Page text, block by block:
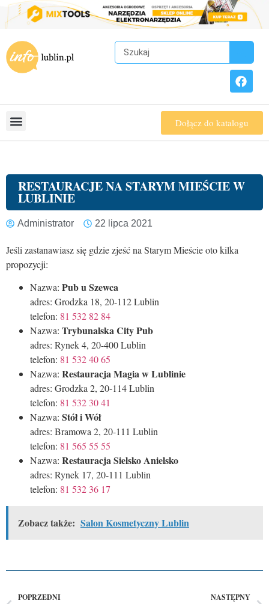
Dołącz do katalogu
RESTAURACJE NA STARYM MIEŚCIE W
LUBLINIE
Administrator 22 lipca 2021
Jeśli zastanawiasz się gdzie zjeść na Starym Mieście oto kilka
propozycji:
Nazwa: Pub u Szewca
adres: Grodzka 18, 20-112 Lublin
telefon: 81 532 82 84
Nazwa: Trybunalska City Pub
adres: Rynek 4, 20-400 Lublin
telefon: 81 532 40 65
Nazwa: Restauracja Magia w Lublinie
adres: Grodzka 2, 20-114 Lublin
telefon: 81 532 30 41
Nazwa: Stół i Wół
adres: Bramowa 2, 20-111 Lublin
telefon: 81 565 55 55
Nazwa: Restauracja Sielsko Anielsko
adres: Rynek 17, 20-111 Lublin
telefon: 81 532 36 17
Zobacz także: Salon Kosmetyczny Lublin
POPRZEDNI NASTĘPNY